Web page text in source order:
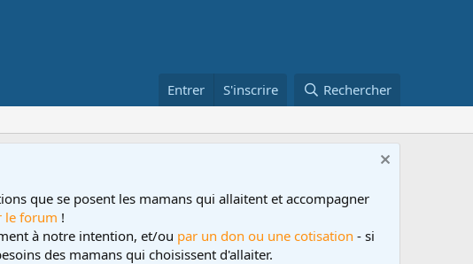
Entrer S'inscrire Rechercher
que se posent les mamans qui allaitent et accompagner
le forum !
à notre intention, et/ou par un don ou une cotisation - si
des mamans qui choisissent d'allaiter.